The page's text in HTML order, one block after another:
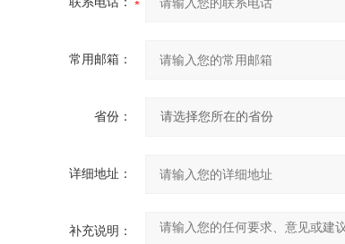
常用邮箱：
省份：
详细地址：
补充说明：